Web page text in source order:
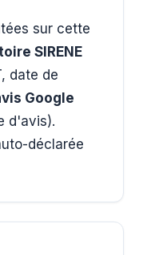
sur cette
SIRENE
date de
Google
d'avis).
déclarée